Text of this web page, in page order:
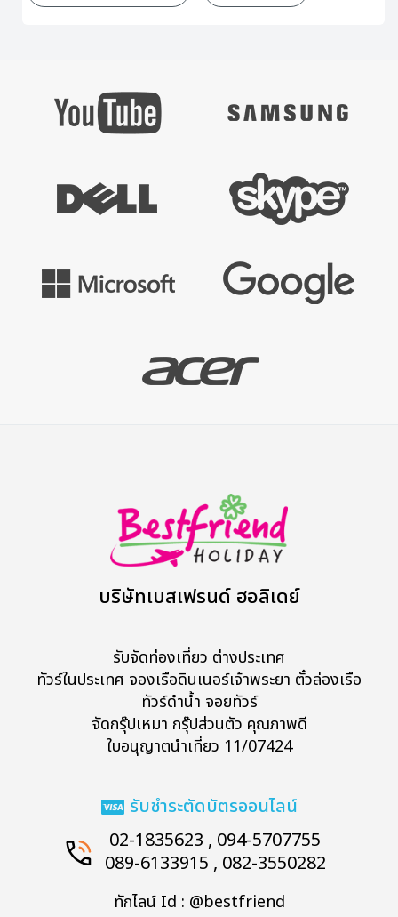
บริษัทเบสเฟรนด์ ฮอลิเดย์
รับจัดท่องเที่ยว ต่างประเทศ
ทัวร์ในประเทศ จองเรือดินเนอร์เจ้าพระยา ตั๋วล่องเรือ
ทัวร์ดำน้ำ จอยทัวร์
จัดกรุ๊ปเหมา กรุ๊ปส่วนตัว คุณภาพดี
ใบอนุญาตนำเที่ยว 11/07424
รับชำระตัดบัตรออนไลน์
02-1835623 , 094-5707755
089-6133915 , 082-3550282
ทักไลน์ Id : @bestfriend